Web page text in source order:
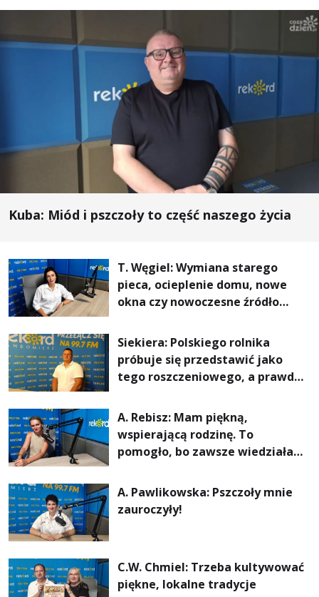
Kuba: Miód i pszczoły to część naszego życia
T. Węgiel: Wymiana starego
pieca, ocieplenie domu, nowe
okna czy nowoczesne źródło
rachunki za energię, lepszy
komfort życia i... czystsze
powietrze
Siekiera: Polskiego rolnika
próbuje się przedstawić jako
tego roszczeniowego, a prawda
A. Rebisz: Mam piękną,
wspierającą rodzinę. To
pomogło, bo zawsze wiedziałam,
najważniejsza
A. Pawlikowska: Pszczoły mnie
zauroczyły!
C.W. Chmiel: Trzeba kultywować
piękne, lokalne tradycje